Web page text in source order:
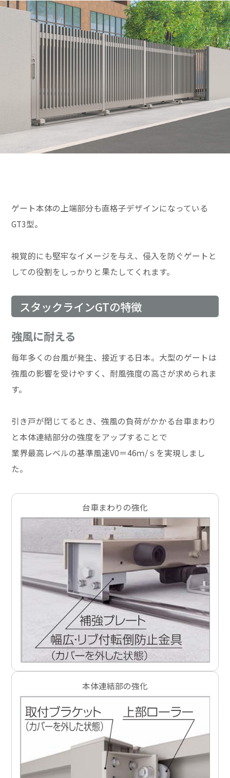
ゲート本体の上端部分も直格子デザインになっている
GT3型。
視覚的にも堅牢なイメージを与え、侵入を防ぐゲートと
しての役割をしっかりと果たしてくれます。
スタックラインGTの特徴
強風に耐える
毎年多くの台風が発生、接近する日本。大型のゲートは
強風の影響を受けやすく、耐風強度の高さが求められま
す。
引き戸が閉じてるとき、強風の負荷がかかる台車まわり
と本体連結部分の強度をアップすることで
業界最高レベルの基準風速V0＝46ｍ/ｓを実現しまし
た。
台車まわりの強化
本体連結部の強化